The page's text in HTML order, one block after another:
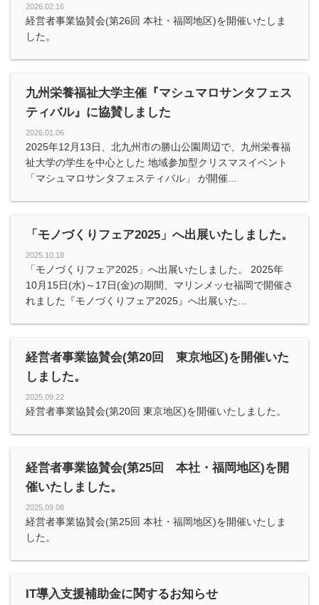
2026.02.16
経営者事業協賛会(第26回 本社・福岡地区)を開催いたしま
した。
九州栄養福祉大学主催『マシュマロサンタフェス
ティバル』に協賛しました
2026.01.06
2025年12月13日、北九州市の勝山公園周辺で、九州栄養福
祉大学の学生を中心とした 地域参加型クリスマスイベント
「マシュマロサンタフェスティバル」 が開催...
「モノづくりフェア2025」へ出展いたしました。
2025.10.18
「モノづくりフェア2025」へ出展いたしました。 2025年
10月15日(水)～17日(金)の期間、マリンメッセ福岡で開催さ
れました『モノづくりフェア2025』へ出展いた...
経営者事業協賛会(第20回 東京地区)を開催いた
しました。
2025.09.22
経営者事業協賛会(第20回 東京地区)を開催いたしました。
経営者事業協賛会(第25回 本社・福岡地区)を開
催いたしました。
2025.09.08
経営者事業協賛会(第25回 本社・福岡地区)を開催いたしま
した。
IT導入支援補助金に関するお知らせ